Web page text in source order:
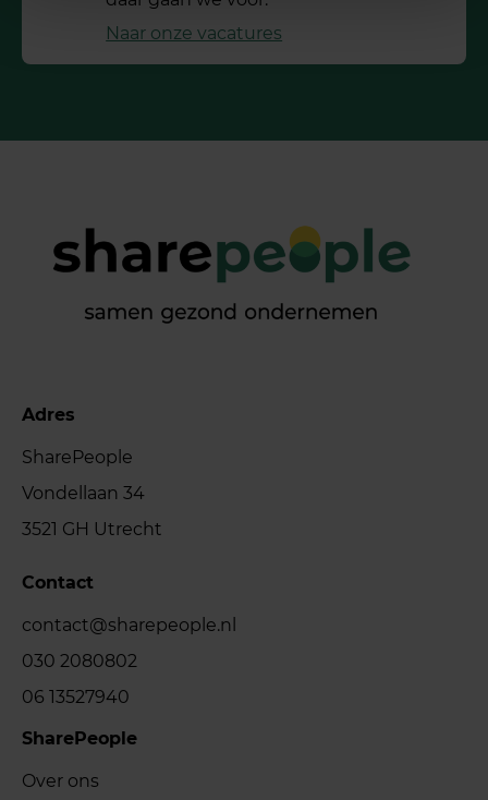
Naar onze vacatures
Adres
SharePeople
Vondellaan 34
3521 GH Utrecht
Contact
contact@sharepeople.nl
030 2080802
06 13527940
SharePeople
Over ons